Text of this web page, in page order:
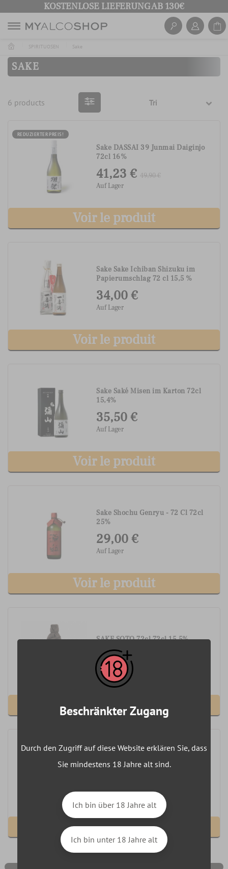
KOSTENLOSE LIEFERUNG AB 130€
SPIRITUOSEN Sake
SAKE
6 products Tri
REDUZIERTER PREIS!
Sake DASSAI 39 Junmai Daiginjo
72cl 16%
41,23 € 49,90 €
Auf Lager
Voir le produit
Sake Sake Ichiban Shizuku im
Papierumschlag 72 cl 15,5 %
34,00 €
Auf Lager
Voir le produit
Sake Saké Misen im Karton 72cl
15,4%
35,50 €
Auf Lager
Voir le produit
Sake Shochu Genryu - 72 Cl 72cl
25%
29,00 €
Auf Lager
Voir le produit
SAKE SOTO 72cl 72cl 15,5%
32,05 €
Lieferung 5 - 6 Tage
Voir le produit
SAKE SOTO 30cl 30cl 15,5%
Lieferung 5 - 6 Tage
Voir le produit
Beschränkter Zugang
Durch den Zugriff auf diese Website erklären Sie, dass
Sie mindestens 18 Jahre alt sind.
Ich bin über 18 Jahre alt
Ich bin unter 18 Jahre alt